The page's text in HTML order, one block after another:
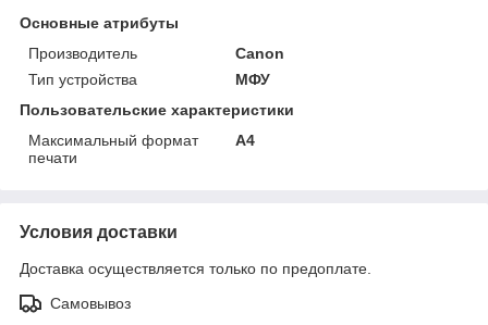
Основные атрибуты
Производитель
Canon
Тип устройства
МФУ
Пользовательские характеристики
Максимальный формат
печати
А4
Условия доставки
Доставка осуществляется только по предоплате.
Самовывоз